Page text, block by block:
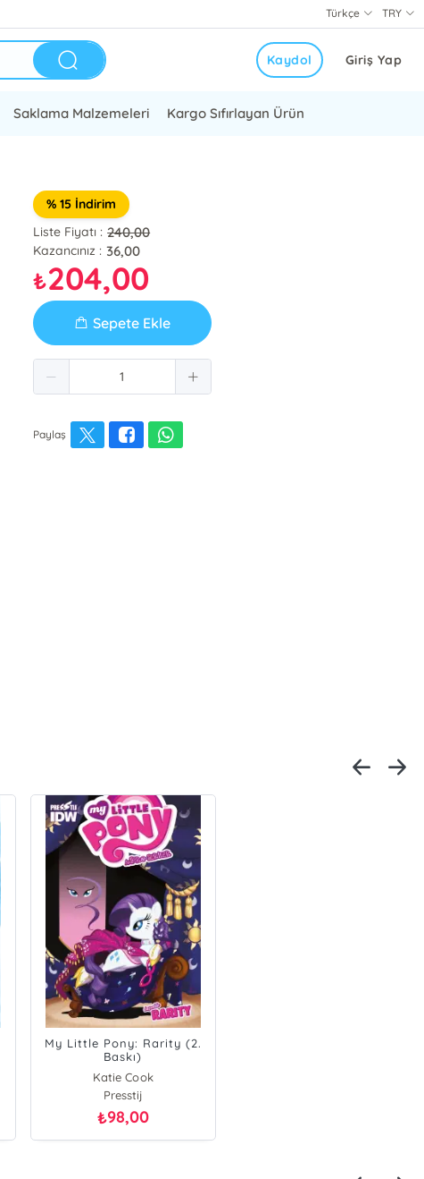
TRY
Türkçe
Giriş Yap
Kaydol
Saklama Malzemeleri Kargo Sıfırlayan Ürün
% 15 İndirim
Liste Fiyatı : 240,00
Kazancınız : 36,00
₺204,00
Sepete Ekle
Paylaş
My Little Pony: Rarity (2.
Baskı)
Katie Cook
Presstij
₺98,00